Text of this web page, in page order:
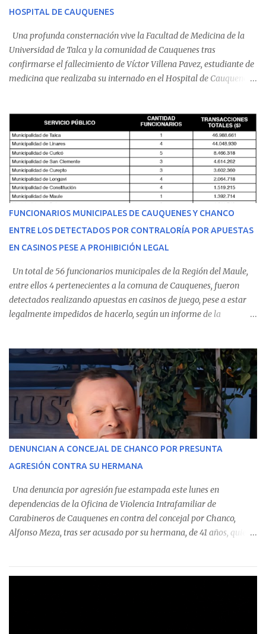
HOSPITAL DE CAUQUENES
Una profunda consternación vive la Facultad de Medicina de la
Universidad de Talca y la comunidad de Cauquenes tras
confirmarse el fallecimiento de Víctor Villena Pavez, estudiante de
medicina que realizaba su internado en el Hospital de Cauquenes.
malestares físicos. Dada la complejidad de su estado de salud, el
equipo médico determinó su traslado de urgencia al Hospital
Regional de Talca y dado la urgencia la ambulancia partió hacia
Talca con escolta de Carabineros. En medio del traslado, el
estudiante de medicina de 25 años, se agravó y pese a los esfuerzos
del personal de emergencia terminó falleciendo, sin alcanzar a
recibir atención especializada en el centro de destino. Apenas se
conoció la gravedad de su condición, sus padres —residentes en
Villarrica— se trasladaron a Cauquenes con la esperanza de una
evolución favorable. No obstante, alrededo...
FUNCIONARIOS MUNICIPALES DE CAUQUENES Y CHANCO
ENTRE LOS DETECTADOS POR CONTRALORÍA POR APUESTAS
EN CASINOS PESE A PROHIBICIÓN LEGAL
Un total de 56 funcionarios municipales de la Región del Maule,
entre ellos 4 pertenecientes a la comuna de Cauquenes, fueron
detectados realizando apuestas en casinos de juego, pese a estar
legalmente impedidos de hacerlo, según un informe de la
estableció que estos funcionarios —quienes administran o
custodian fondos públicos— efectuaron transacciones por un
monto total de $116.075.918 entre enero de 2024 y junio de 2025.
En el detalle regional, se indica que en la comuna de Cauquenes se
identificó a cuatro funcionarios involucrados en este tipo de
operaciones. Asimismo, se precisa que uno de los casos
corresponde a un funcionario de la Municipalidad de Chanco,
detectaron incumplimientos a la normativa vigente. El informe
precisa que la mayor cantidad de dinero apostado se registró en
Talca, donde...
DENUNCIAN A CONCEJAL DE CHANCO POR PRESUNTA
AGRESIÓN CONTRA SU HERMANA
Una denuncia por agresión fue estampada este lunes en
dependencias de la Oficina de Violencia Intrafamiliar de
Carabineros de Cauquenes en contra del concejal por Chanco,
Alfonso Meza, tras ser acusado por su hermana, de 41 años, quien
relató que los hechos ocurrieron cerca de las 11:30 horas en el